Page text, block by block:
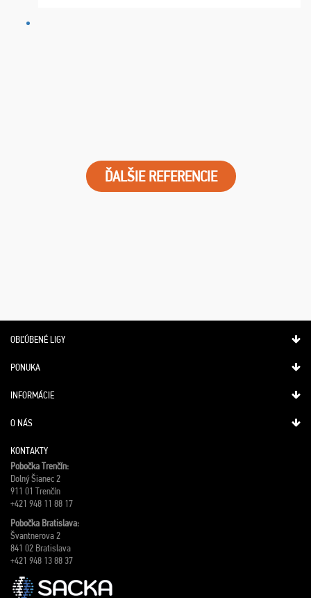
ĎALŠIE REFERENCIE
OBĽÚBENÉ LIGY
PONUKA
INFORMÁCIE
O NÁS
KONTAKTY
Pobočka Trenčín:
Dolný Šianec 2
911 01 Trenčín
+421 948 11 88 17
Pobočka Bratislava:
Švantnerova 2
841 02 Bratislava
+421 948 13 88 37